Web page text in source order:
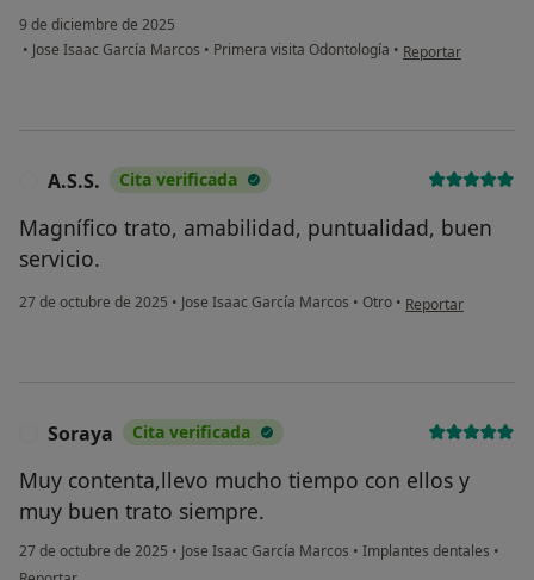
9 de diciembre de 2025
• Jose Isaac García Marcos • Primera visita Odontología • en opinión del
Reportar
A.S.S. Cita verificada
Magnífico trato, amabilidad, puntualidad, buen
servicio.
27 de octubre de 2025 • Jose Isaac García Marcos • Otro • en opinión del
Reportar
Soraya Cita verificada
Muy contenta,llevo mucho tiempo con ellos y
muy buen trato siempre.
27 de octubre de 2025 • Jose Isaac García Marcos • Implantes dentales •
en opinión del usuario Soraya